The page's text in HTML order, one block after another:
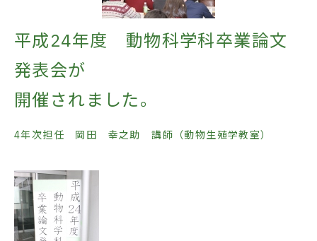
平成24年度 動物科学科卒業論文
発表会が
開催されました。
4年次担任 岡田 幸之助 講師（動物生殖学教室）